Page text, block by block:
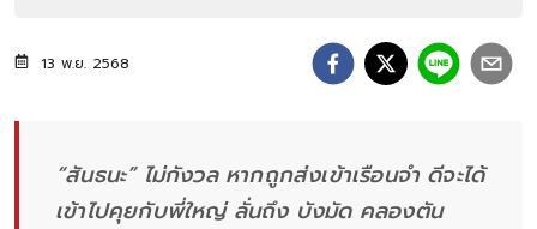
13 พ.ย. 2568
“สันธนะ” ไม่กังวล หากถูกส่งเข้าเรือนจำ ดีจะได้
เข้าไปคุยกับพี่ใหญ่ ลั่นถึง บังมัด คลองตัน